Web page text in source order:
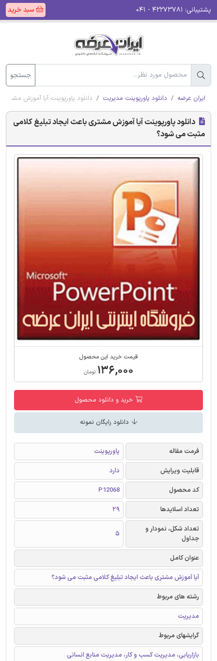
پشتیبانی: سبد خرید
جستجو
ایران عرضه دانلود پاورپوینت مدیریت دانلود پاورپوینت آیا آموزش
دانلود پاورپوینت آیا آموزش مشتری باعث ایجاد تبلیغ کلامی
مثبت می شود؟
قیمت خرید این محصول
۱۳۶,۰۰۰ تومان
خرید و دانلود محصول
دانلود رایگان نمونه
فرمت مقاله
پاورپوینت
قابلیت ویرایش
دارد
کد محصول
P12068
تعداد اسلایدها
29
تعداد شکل، نمودار و
جداول
5
عنوان کامل
آیا آموزش مشتری باعث ایجاد تبلیغ کلامی مثبت می شود؟
رشته های مربوط
مدیریت
گرایشهای مربوط
بازاریابی، مدیریت کسب و کار، مدیریت منابع انسانی